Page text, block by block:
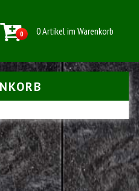
0 0 Artikel im Warenkorb